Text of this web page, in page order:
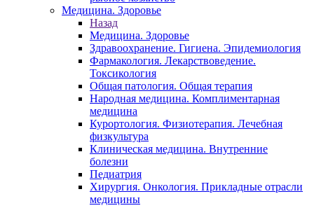
Медицина. Здоровье
Назад
Медицина. Здоровье
Здравоохранение. Гигиена. Эпидемиология
Фармакология. Лекарствоведение.
Токсикология
Общая патология. Общая терапия
Народная медицина. Комплиментарная
медицина
Курортология. Физиотерапия. Лечебная
физкультура
Клиническая медицина. Внутренние
болезни
Педиатрия
Хирургия. Онкология. Прикладные отрасли
медицины